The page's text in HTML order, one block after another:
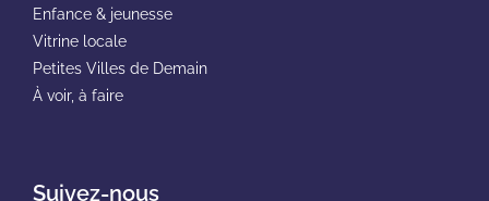
Enfance & jeunesse
Vitrine locale
Petites Villes de Demain
À voir, à faire
Suivez-nous